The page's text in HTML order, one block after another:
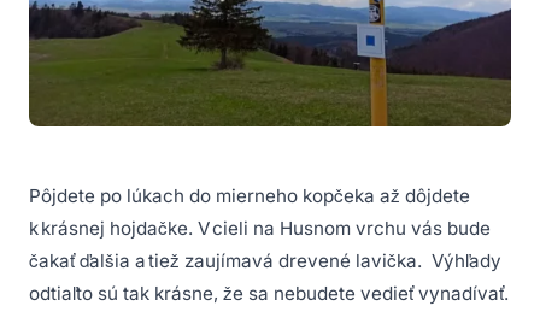
Pôjdete po lúkach do mierneho kopčeka až dôjdete
k krásnej hojdačke. V cieli na Husnom vrchu vás bude
čakať ďalšia a tiež zaujímavá drevené lavička. Výhľady
odtiaľto sú tak krásne, že sa nebudete vedieť vynadívať.